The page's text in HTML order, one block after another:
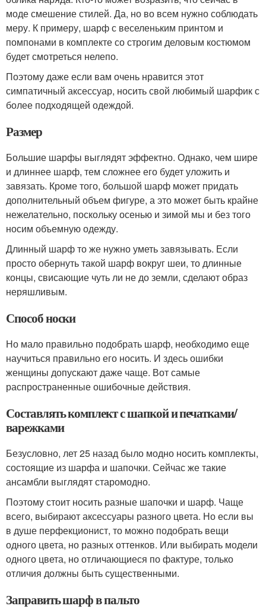
моде смешение стилей. Да, но во всем нужно соблюдать
меру. К примеру, шарф с веселеньким принтом и
помпонами в комплекте со строгим деловым костюмом
будет смотреться нелепо.
Поэтому даже если вам очень нравится этот
симпатичный аксессуар, носить свой любимый шарфик с
более подходящей одеждой.
Размер
Большие шарфы выглядят эффектно. Однако, чем шире
и длиннее шарф, тем сложнее его будет уложить и
завязать. Кроме того, большой шарф может придать
дополнительный объем фигуре, а это может быть крайне
нежелательно, поскольку осенью и зимой мы и без того
носим объемную одежду.
Длинный шарф то же нужно уметь завязывать. Если
просто обернуть такой шарф вокруг шеи, то длинные
концы, свисающие чуть ли не до земли, сделают образ
неряшливым.
Способ носки
Но мало правильно подобрать шарф, необходимо еще
научиться правильно его носить. И здесь ошибки
женщины допускают даже чаще. Вот самые
распространенные ошибочные действия.
Составлять комплект с шапкой и печатками/
варежками
Безусловно, лет 25 назад было модно носить комплекты,
состоящие из шарфа и шапочки. Сейчас же такие
ансамбли выглядят старомодно.
Поэтому стоит носить разные шапочки и шарф. Чаще
всего, выбирают аксессуары разного цвета. Но если вы
в душе перфекционист, то можно подобрать вещи
одного цвета, но разных оттенков. Или выбирать модели
одного цвета, но отличающиеся по фактуре, только
отличия должны быть существенными.
Заправить шарф в пальто